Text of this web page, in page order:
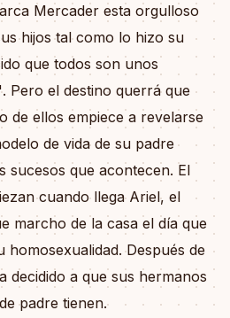
Mercader esta orgulloso
hijos tal como lo hizo su
que todos son unos
Pero el destino querrá que
de ellos empiece a revelarse
de vida de su padre
sucesos que acontecen. El
cuando llega Ariel, el
marcho de la casa el día que
homosexualidad. Después de
decidido a que sus hermanos
padre tienen.